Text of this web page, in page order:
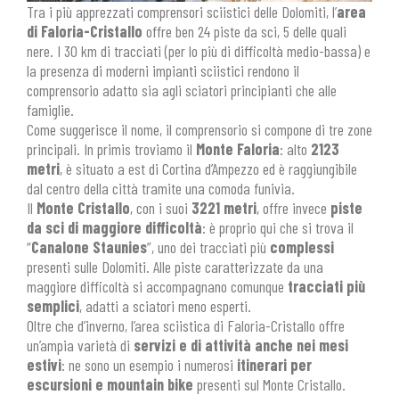
Tra i più apprezzati comprensori sciistici delle Dolomiti, l’area
di Faloria-Cristallo offre ben 24 piste da sci, 5 delle quali
nere. I 30 km di tracciati (per lo più di difficoltà medio-bassa) e
la presenza di moderni impianti sciistici rendono il
comprensorio adatto sia agli sciatori principianti che alle
famiglie.
Come suggerisce il nome, il comprensorio si compone di tre zone
principali. In primis troviamo il Monte Faloria: alto 2123
metri, è situato a est di Cortina d’Ampezzo ed è raggiungibile
dal centro della città tramite una comoda funivia.
Il Monte Cristallo, con i suoi 3221 metri, offre invece piste
da sci di maggiore difficoltà: è proprio qui che si trova il
“Canalone Staunies”, uno dei tracciati più complessi
presenti sulle Dolomiti. Alle piste caratterizzate da una
maggiore difficoltà si accompagnano comunque tracciati più
semplici, adatti a sciatori meno esperti.
Oltre che d’inverno, l’area sciistica di Faloria-Cristallo offre
un’ampia varietà di servizi e di attività anche nei mesi
estivi: ne sono un esempio i numerosi itinerari per
escursioni e mountain bike presenti sul Monte Cristallo.